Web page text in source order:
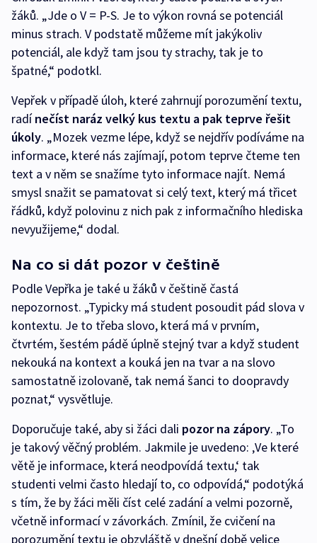
žáků. „Jde o V = P-S. Je to výkon rovná se potenciál
minus strach. V podstatě můžeme mít jakýkoliv
potenciál, ale když tam jsou ty strachy, tak je to
špatné,“ podotkl.
Vepřek v případě úloh, které zahrnují porozumění textu,
radínečíst naráz velký kus textu a pak teprve řešit
úkoly. „Mozek vezme lépe, když se nejdřív podíváme na
informace, které nás zajímají, potom teprve čteme ten
text a v něm se snažíme tyto informace najít. Nemá
smysl snažit se pamatovat si celý text, který má třicet
řádků, když polovinu z nich pak z informačního hlediska
nevyužijeme,“ dodal.
Na co si dát pozor v češtině
Podle Vepřka je také u žáků v češtině častá
nepozornost. „Typicky má student posoudit pád slova v
kontextu. Je to třeba slovo, která má v prvním,
čtvrtém, šestém pádě úplně stejný tvar a když student
nekouká na kontext a kouká jen na tvar a na slovo
samostatně izolovaně, tak nemá šanci to doopravdy
poznat,“ vysvětluje.
Doporučuje také, aby si žáci dali pozor na zápory. „To
je takový věčný problém. Jakmile je uvedeno: ‚Ve které
větě je informace, která neodpovídá textu,‘ tak
studenti velmi často hledají to, co odpovídá,“ podotýká
s tím, že by žáci měli číst celé zadání a velmi pozorně,
včetně informací v závorkách. Zmínil, že cvičení na
porozumění textu je obzvláště v dnešní době velice